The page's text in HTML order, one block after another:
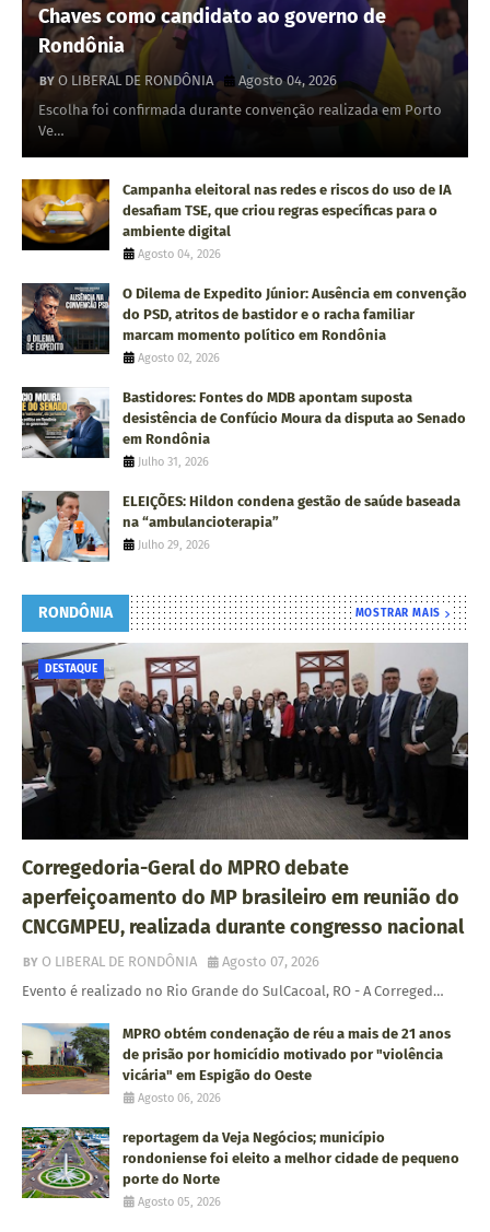
Chaves como candidato ao governo de
Rondônia
O LIBERAL DE RONDÔNIA
Agosto 04, 2026
Escolha foi confirmada durante convenção realizada em Porto
Ve…
Campanha eleitoral nas redes e riscos do uso de IA
desafiam TSE, que criou regras específicas para o
ambiente digital
Agosto 04, 2026
O Dilema de Expedito Júnior: Ausência em convenção
do PSD, atritos de bastidor e o racha familiar
marcam momento político em Rondônia
Agosto 02, 2026
Bastidores: Fontes do MDB apontam suposta
desistência de Confúcio Moura da disputa ao Senado
em Rondônia
Julho 31, 2026
ELEIÇÕES: Hildon condena gestão de saúde baseada
na “ambulancioterapia”
Julho 29, 2026
RONDÔNIA MOSTRAR MAIS
DESTAQUE
Corregedoria-Geral do MPRO debate
aperfeiçoamento do MP brasileiro em reunião do
CNCGMPEU, realizada durante congresso nacional
O LIBERAL DE RONDÔNIA
Agosto 07, 2026
Evento é realizado no Rio Grande do SulCacoal, RO - A Correged…
MPRO obtém condenação de réu a mais de 21 anos
de prisão por homicídio motivado por "violência
vicária" em Espigão do Oeste
Agosto 06, 2026
reportagem da Veja Negócios; município
rondoniense foi eleito a melhor cidade de pequeno
porte do Norte
Agosto 05, 2026